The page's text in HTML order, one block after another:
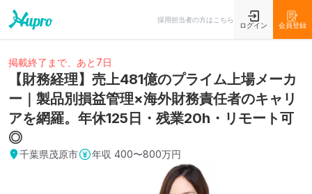
採用担当者の方はこちら
ログイン 会員登録
掲載終了まで、あと7日
【財務経理】売上481億のプライム上場メーカ
ー｜製品別損益管理×海外財務責任者のキャリ
アを網羅。年休125日・残業20h・リモート可
◎
千葉県茂原市 年収 400〜800万円